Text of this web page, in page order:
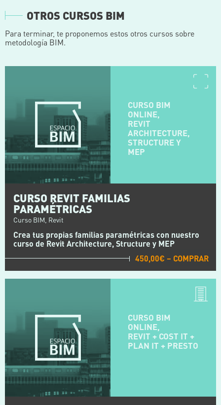
OTROS CURSOS BIM
Para terminar, te proponemos estos otros cursos sobre
metodología BIM.
CURSO BIM
ONLINE,
REVIT
ARCHITECTURE,
STRUCTURE Y
MEP
CURSO REVIT FAMILIAS
PARAMÉTRICAS
Curso BIM, Revit
Crea tus propias familias paramétricas con nuestro
curso de Revit Architecture, Structure y MEP
450,00€ – COMPRAR
CURSO BIM
ONLINE,
REVIT + COST IT +
PLAN IT + PRESTO